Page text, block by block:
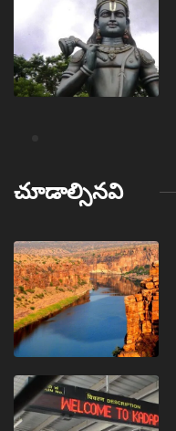
చూడాల్సినవి